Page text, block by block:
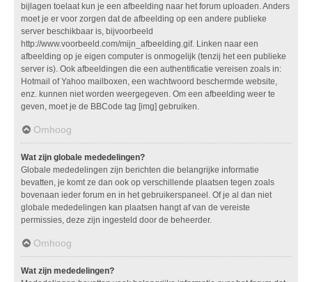
bijlagen toelaat kun je een afbeelding naar het forum uploaden. Anders
moet je er voor zorgen dat de afbeelding op een andere publieke
server beschikbaar is, bijvoorbeeld
http://www.voorbeeld.com/mijn_afbeelding.gif. Linken naar een
afbeelding op je eigen computer is onmogelijk (tenzij het een publieke
server is). Ook afbeeldingen die een authentificatie vereisen zoals in:
Hotmail of Yahoo mailboxen, een wachtwoord beschermde website,
enz. kunnen niet worden weergegeven. Om een afbeelding weer te
geven, moet je de BBCode tag [img] gebruiken.
Omhoog
Wat zijn globale mededelingen?
Globale mededelingen zijn berichten die belangrijke informatie
bevatten, je komt ze dan ook op verschillende plaatsen tegen zoals
bovenaan ieder forum en in het gebruikerspaneel. Of je al dan niet
globale mededelingen kan plaatsen hangt af van de vereiste
permissies, deze zijn ingesteld door de beheerder.
Omhoog
Wat zijn mededelingen?